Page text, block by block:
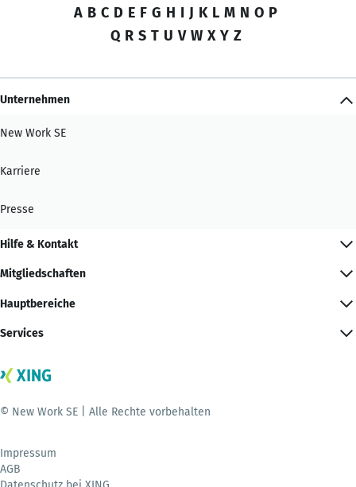
A B C D E F G H I J K L M N O P
Q R S T U V W X Y Z
Unternehmen
New Work SE
Karriere
Presse
Hilfe & Kontakt
Mitgliedschaften
Hauptbereiche
Services
© New Work SE | Alle Rechte vorbehalten
Impressum
AGB